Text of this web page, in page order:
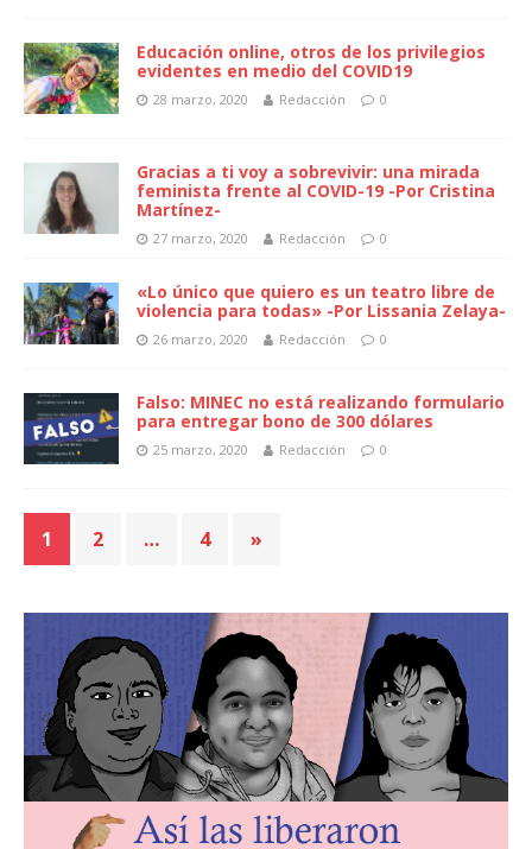
Educación online, otros de los privilegios
evidentes en medio del COVID19
28 marzo, 2020 Redacción 0
Gracias a ti voy a sobrevivir: una mirada
feminista frente al COVID-19 -Por Cristina
Martínez-
27 marzo, 2020 Redacción 0
«Lo único que quiero es un teatro libre de
violencia para todas» -Por Lissania Zelaya-
26 marzo, 2020 Redacción 0
Falso: MINEC no está realizando formulario
para entregar bono de 300 dólares
25 marzo, 2020 Redacción 0
1 2 … 4 »